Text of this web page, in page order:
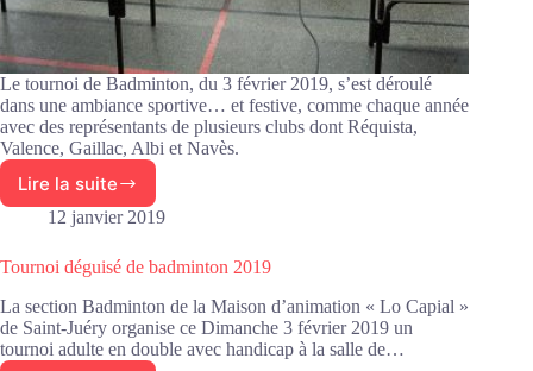
Le tournoi de Badminton, du 3 février 2019, s’est déroulé
dans une ambiance sportive… et festive, comme chaque année
avec des représentants de plusieurs clubs dont Réquista,
Valence, Gaillac, Albi et Navès.
Lire la suite
Tournoi
de
retour
en
photos
12 janvier 2019
Tournoi déguisé de badminton 2019
La section Badminton de la Maison d’animation « Lo Capial »
de Saint-Juéry organise ce Dimanche 3 février 2019 un
tournoi adulte en double avec handicap à la salle de…